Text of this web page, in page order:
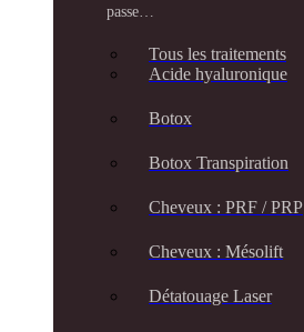
passe…
Tous les traitements
Acide hyaluronique
Botox
Botox Transpiration
Cheveux : PRF / PRP
Cheveux : Mésolift
Détatouage Laser